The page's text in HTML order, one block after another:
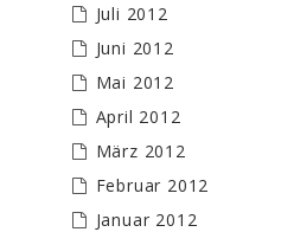
Juli 2012
Juni 2012
Mai 2012
April 2012
März 2012
Februar 2012
Januar 2012